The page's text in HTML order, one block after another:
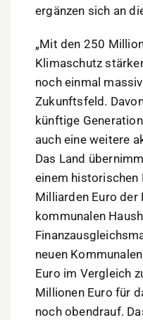
ergänzen sich an
„Mit den 250
Klimaschutz
noch einmal
Zukunftsfeld.
künftige
auch eine weitere
Das Land
einem historischen
Milliarden Euro
kommunalen
neuen
Euro im Vergleich
Millionen Euro für
noch obendrauf.